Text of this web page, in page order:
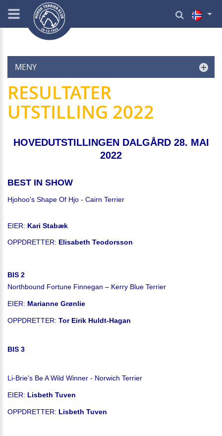
MENY
RESULTATER
UTSTILLING 2022
HOVEDUTSTILLINGEN DALGÅRD 28. MAI
2022
BEST IN SHOW
Hjohoo's Shape Of Hjo - Cairn Terrier
EIER: Kari Stabæk
OPPDRETTER: Elisabeth Teodorsson
BIS 2
Northbound Fortune Finnegan – Kerry Blue Terrier
EIER: Marianne Grønlie
OPPDRETTER: Tor Eirik Huldt-Hagan
BIS 3
Li-Brie's Be A Wild Winner - Norwich Terrier
EIER: Lisbeth Tuven
OPPDRETTER: Lisbeth Tuven